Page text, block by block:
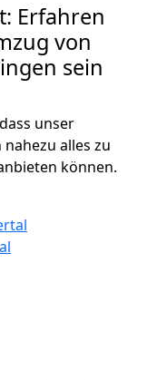
Erfahren
von
sein
unser
alles zu
können.